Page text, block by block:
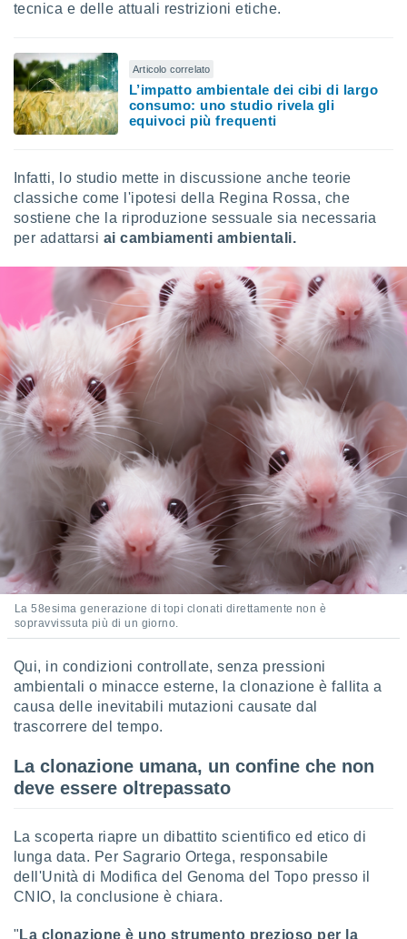
tecnica e delle attuali restrizioni etiche.
Articolo correlato
L’impatto ambientale dei cibi di largo
consumo: uno studio rivela gli
equivoci più frequenti
Infatti, lo studio mette in discussione anche teorie
classiche come l'ipotesi della Regina Rossa, che
sostiene che la riproduzione sessuale sia necessaria
per adattarsi ai cambiamenti ambientali.
La 58esima generazione di topi clonati direttamente non è
sopravvissuta più di un giorno.
Qui, in condizioni controllate, senza pressioni
ambientali o minacce esterne, la clonazione è fallita a
causa delle inevitabili mutazioni causate dal
trascorrere del tempo.
La clonazione umana, un confine che non
deve essere oltrepassato
La scoperta riapre un dibattito scientifico ed etico di
lunga data. Per Sagrario Ortega, responsabile
dell'Unità di Modifica del Genoma del Topo presso il
CNIO, la conclusione è chiara.
" La clonazione è uno strumento prezioso per la